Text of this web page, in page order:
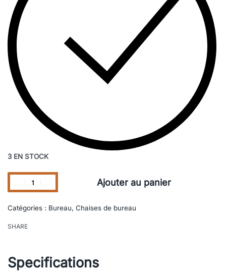
3 EN STOCK
Ajouter au panier
Catégories : Bureau, Chaises de bureau
SHARE
Specifications